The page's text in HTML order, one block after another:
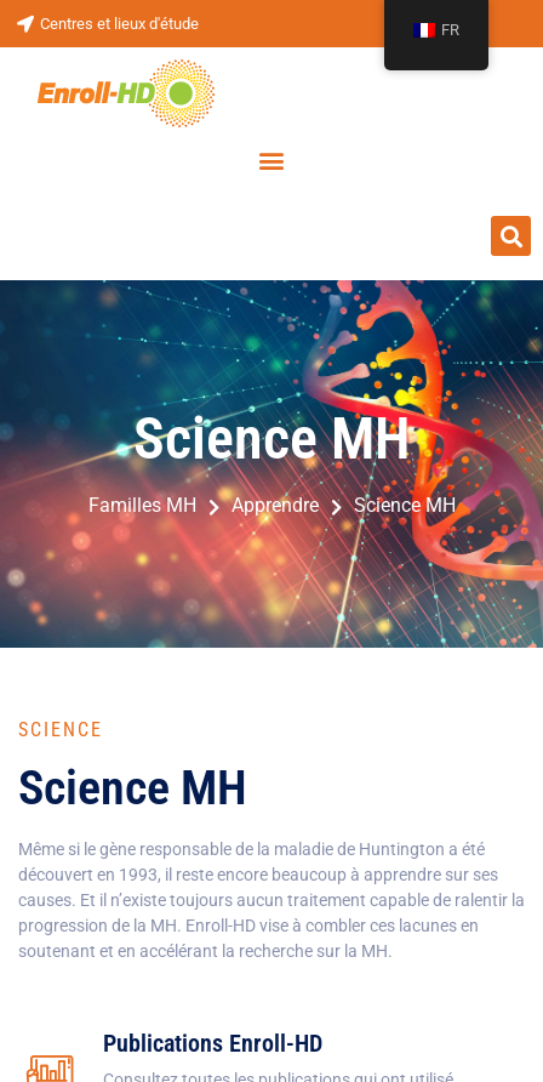
Centres et lieux d'étude
Science MH
Familles MH Apprendre Science MH
SCIENCE
Science MH
Même si le gène responsable de la maladie de Huntington a été
découvert en 1993, il reste encore beaucoup à apprendre sur ses
causes. Et il n’existe toujours aucun traitement capable de ralentir la
progression de la MH. Enroll-HD vise à combler ces lacunes en
soutenant et en accélérant la recherche sur la MH.
Publications Enroll-HD
FR